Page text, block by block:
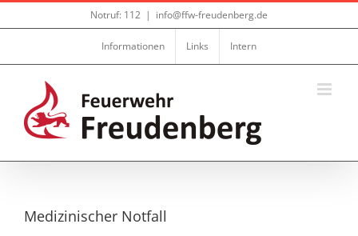
Zum
Notruf: 112 | info@ffw-freudenberg.de
Informationen Links Intern
Medizinischer Notfall